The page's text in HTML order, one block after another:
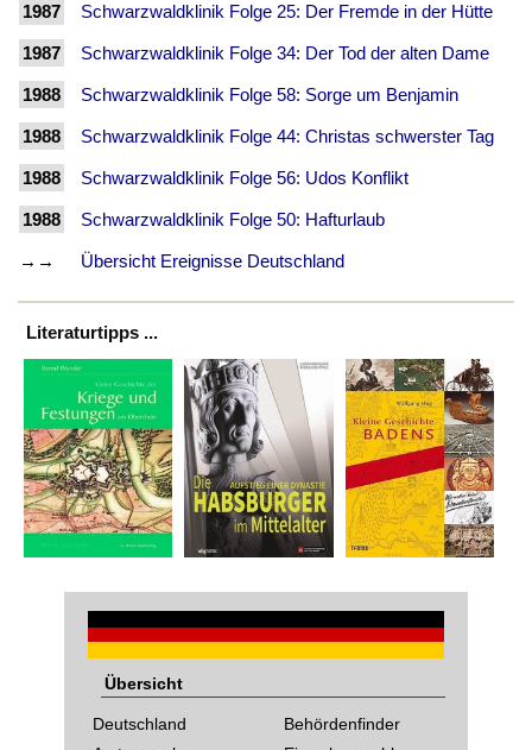
1987 Schwarzwaldklinik Folge 25: Der Fremde in der Hütte
1987 Schwarzwaldklinik Folge 34: Der Tod der alten Dame
1988 Schwarzwaldklinik Folge 58: Sorge um Benjamin
1988 Schwarzwaldklinik Folge 44: Christas schwerster Tag
1988 Schwarzwaldklinik Folge 56: Udos Konflikt
1988 Schwarzwaldklinik Folge 50: Hafturlaub
→→ Übersicht Ereignisse Deutschland
Literaturtipps ...
Übersicht
Deutschland
Behördenfinder